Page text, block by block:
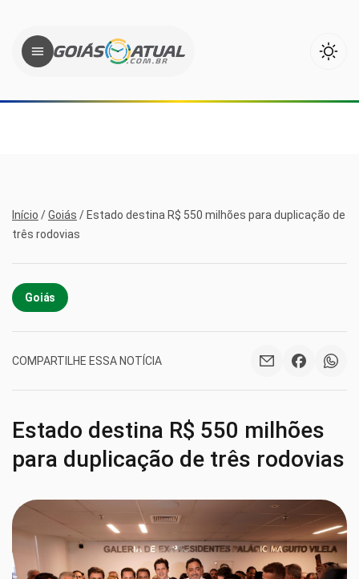
Início /Goiás / Estado destina R$ 550 milhões para duplicação de
três rodovias
Goiás
COMPARTILHE ESSA NOTÍCIA
Estado destina R$ 550 milhões
para duplicação de três rodovias